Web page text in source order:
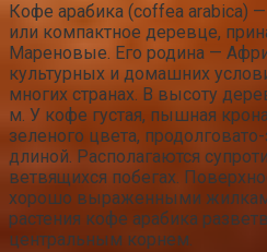
Кофе арабика (coffea arabica)
или компактное деревце,
Мареновые. Его родина —
культурных и домашних
многих странах. В высоту
м. У кофе густая, пышная
зеленого цвета,
длиной. Располагаются
ветвящихся побегах.
хорошо выраженными
растения кофе арабика
центральным корнем.